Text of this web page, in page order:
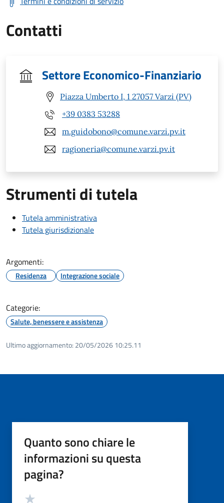
Contatti
Settore Economico-Finanziario
Piazza Umberto I, 1 27057 Varzi (PV)
+39 0383 53288
m.guidobono@comune.varzi.pv.it
ragioneria@comune.varzi.pv.it
Strumenti di tutela
Tutela amministrativa
Tutela giurisdizionale
Argomenti:
Residenza Integrazione sociale
Categorie:
Salute, benessere e assistenza
Ultimo aggiornamento: 20/05/2026 10:25.11
Quanto sono chiare le
informazioni su questa
pagina?
Valutazione